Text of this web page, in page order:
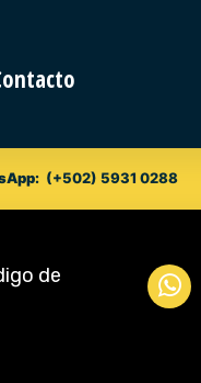
(+502) 5931 0288
de